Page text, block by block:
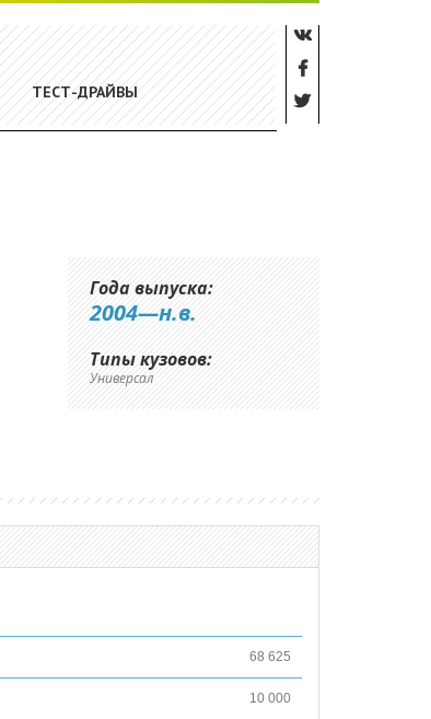
ТЕСТ-ДРАЙВЫ
Года выпуска:
2004—н.в.
Типы кузовов:
Универсал
68 625
10 000